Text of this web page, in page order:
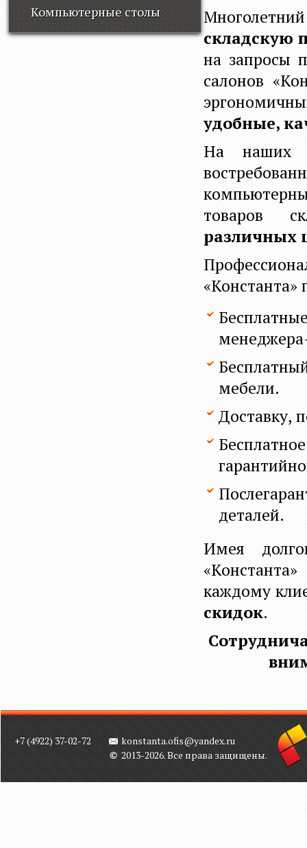
Компьютерные столы
складскую
на запросы
салонов
удобные,
На наших
товаров
различных
мебели.
Доставку,
деталей.
Имея
каждому
скидок.
+7 (4922) 37-02-72
konstanta.ofis@yandex.ru
2013-2026. Все права защищены.